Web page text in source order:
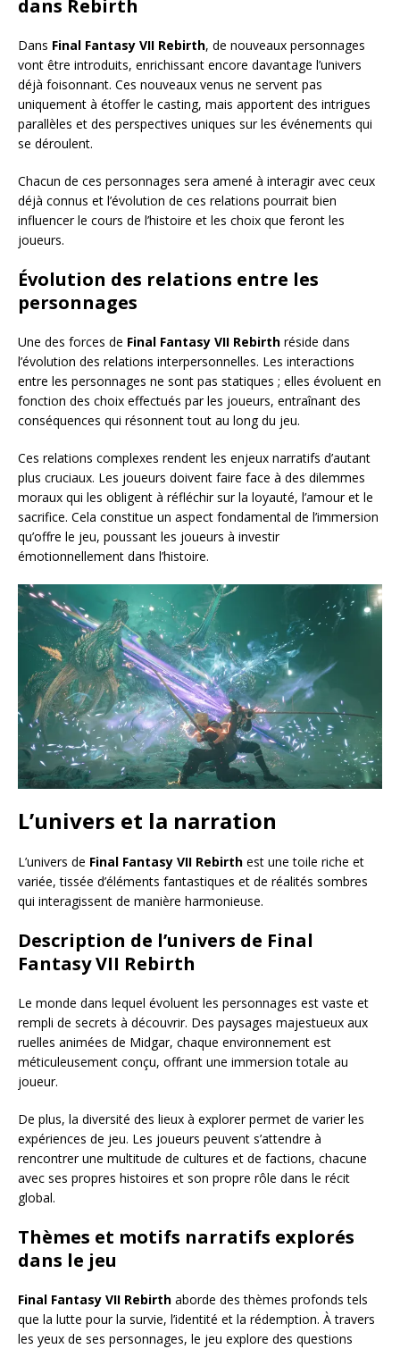
dans Rebirth
Dans Final Fantasy VII Rebirth, de nouveaux personnages
vont être introduits, enrichissant encore davantage l’univers
déjà foisonnant. Ces nouveaux venus ne servent pas
uniquement à étoffer le casting, mais apportent des intrigues
parallèles et des perspectives uniques sur les événements qui
se déroulent.
Chacun de ces personnages sera amené à interagir avec ceux
déjà connus et l’évolution de ces relations pourrait bien
influencer le cours de l’histoire et les choix que feront les
joueurs.
Évolution des relations entre les
personnages
Une des forces de Final Fantasy VII Rebirth réside dans
l’évolution des relations interpersonnelles. Les interactions
entre les personnages ne sont pas statiques ; elles évoluent en
fonction des choix effectués par les joueurs, entraînant des
conséquences qui résonnent tout au long du jeu.
Ces relations complexes rendent les enjeux narratifs d’autant
plus cruciaux. Les joueurs doivent faire face à des dilemmes
moraux qui les obligent à réfléchir sur la loyauté, l’amour et le
sacrifice. Cela constitue un aspect fondamental de l’immersion
qu’offre le jeu, poussant les joueurs à investir
émotionnellement dans l’histoire.
L’univers et la narration
L’univers de Final Fantasy VII Rebirth est une toile riche et
variée, tissée d’éléments fantastiques et de réalités sombres
qui interagissent de manière harmonieuse.
Description de l’univers de Final
Fantasy VII Rebirth
Le monde dans lequel évoluent les personnages est vaste et
rempli de secrets à découvrir. Des paysages majestueux aux
ruelles animées de Midgar, chaque environnement est
méticuleusement conçu, offrant une immersion totale au
joueur.
De plus, la diversité des lieux à explorer permet de varier les
expériences de jeu. Les joueurs peuvent s’attendre à
rencontrer une multitude de cultures et de factions, chacune
avec ses propres histoires et son propre rôle dans le récit
global.
Thèmes et motifs narratifs explorés
dans le jeu
Final Fantasy VII Rebirth aborde des thèmes profonds tels
que la lutte pour la survie, l’identité et la rédemption. À travers
les yeux de ses personnages, le jeu explore des questions